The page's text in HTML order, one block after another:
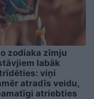
zodiaka zīmju
labāk
viņi
atradīs veidu,
atriebties